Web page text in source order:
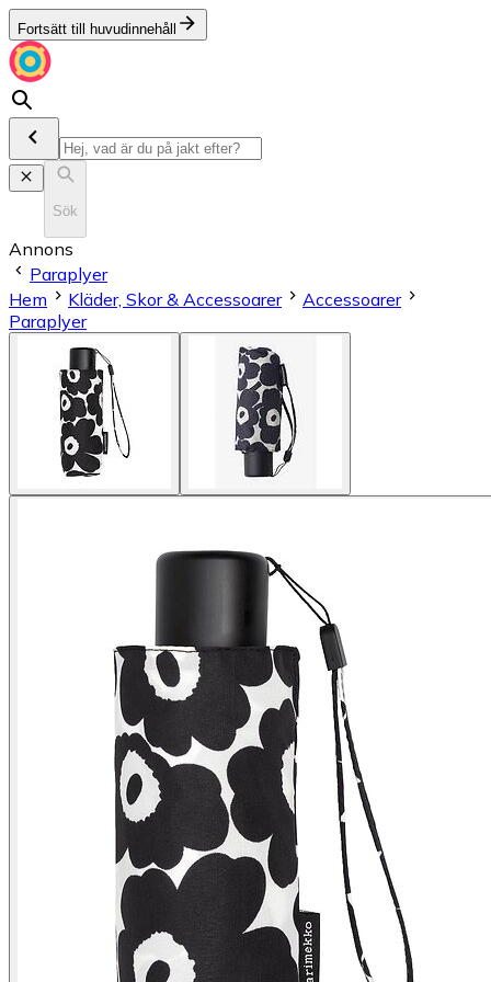
Fortsätt till huvudinnehåll
Sök
Annons
Paraplyer
Hem
Kläder, Skor & Accessoarer
Accessoarer
Paraplyer